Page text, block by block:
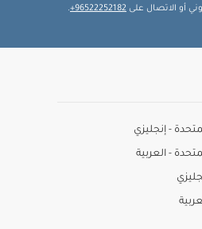
أو الاتصال على 96522252182+
.
- إنجليزي
- العربية